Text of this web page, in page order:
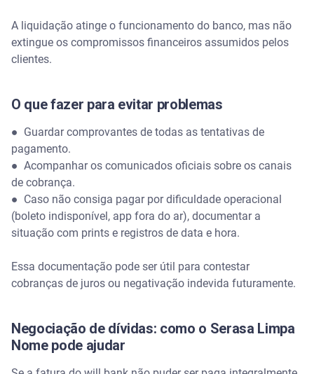
A liquidação atinge o funcionamento do banco, mas não
extingue os compromissos financeiros assumidos pelos
clientes.
O que fazer para evitar problemas
● Guardar comprovantes de todas as tentativas de
pagamento.
● Acompanhar os comunicados oficiais sobre os canais
de cobrança.
● Caso não consiga pagar por dificuldade operacional
(boleto indisponível, app fora do ar), documentar a
situação com prints e registros de data e hora.
Essa documentação pode ser útil para contestar
cobranças de juros ou negativação indevida futuramente.
Negociação de dívidas: como o Serasa Limpa
Nome pode ajudar